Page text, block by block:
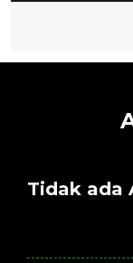
Tidak ada